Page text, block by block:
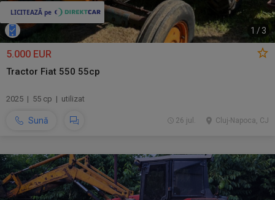
1 /3
5.000 EUR
Tractor Fiat 550 55cp
2025 | 55 cp | utilizat
Sună Cluj-Napoca, CJ
26 jul.